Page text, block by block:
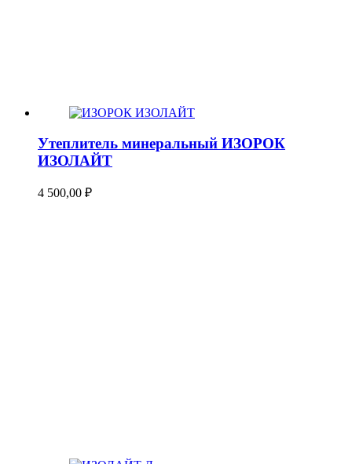
Утеплитель минеральный ИЗОРОК
ИЗОЛАЙТ
4 500,00 ₽